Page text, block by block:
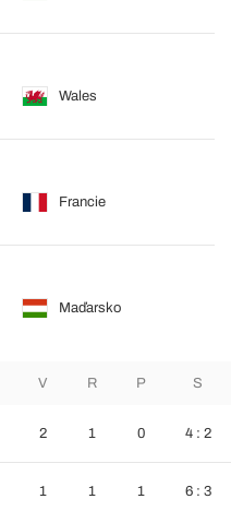
Wales
Francie
Maďarsko
V R P S
2 1 0 4 : 2
1 1 1 6 : 3